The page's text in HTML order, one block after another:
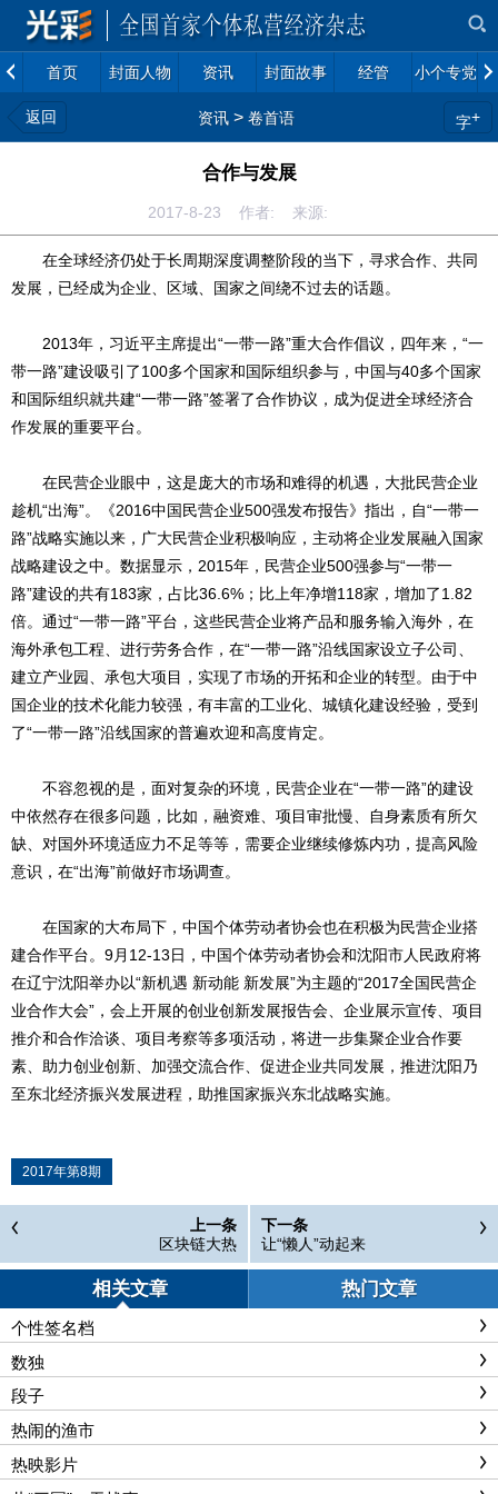
首页 封面人物 资讯 封面故事 经管 小个专党建
返回 资讯 > 卷首语 字+
合作与发展
2017-8-23 作者: 来源:
在全球经济仍处于长周期深度调整阶段的当下，寻求合作、共同
发展，已经成为企业、区域、国家之间绕不过去的话题。
2013年，习近平主席提出“一带一路”重大合作倡议，四年来，“一
带一路”建设吸引了100多个国家和国际组织参与，中国与40多个国家
和国际组织就共建“一带一路”签署了合作协议，成为促进全球经济合
作发展的重要平台。
在民营企业眼中，这是庞大的市场和难得的机遇，大批民营企业
趁机“出海”。《2016中国民营企业500强发布报告》指出，自“一带一
路”战略实施以来，广大民营企业积极响应，主动将企业发展融入国家
战略建设之中。数据显示，2015年，民营企业500强参与“一带一
路”建设的共有183家，占比36.6%；比上年净增118家，增加了1.82
倍。通过“一带一路”平台，这些民营企业将产品和服务输入海外，在
海外承包工程、进行劳务合作，在“一带一路”沿线国家设立子公司、
建立产业园、承包大项目，实现了市场的开拓和企业的转型。由于中
国企业的技术化能力较强，有丰富的工业化、城镇化建设经验，受到
了“一带一路”沿线国家的普遍欢迎和高度肯定。
不容忽视的是，面对复杂的环境，民营企业在“一带一路”的建设
中依然存在很多问题，比如，融资难、项目审批慢、自身素质有所欠
缺、对国外环境适应力不足等等，需要企业继续修炼内功，提高风险
意识，在“出海”前做好市场调查。
在国家的大布局下，中国个体劳动者协会也在积极为民营企业搭
建合作平台。9月12-13日，中国个体劳动者协会和沈阳市人民政府将
在辽宁沈阳举办以“新机遇 新动能 新发展”为主题的“2017全国民营企
业合作大会”，会上开展的创业创新发展报告会、企业展示宣传、项目
推介和合作洽谈、项目考察等多项活动，将进一步集聚企业合作要
素、助力创业创新、加强交流合作、促进企业共同发展，推进沈阳乃
至东北经济振兴发展进程，助推国家振兴东北战略实施。
2017年第8期
上一条
区块链大热
下一条
让“懒人”动起来
相关文章 热门文章
个性签名档
数独
段子
热闹的渔市
热映影片